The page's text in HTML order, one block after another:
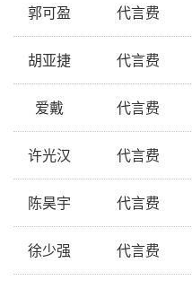
郭可盈 代言费
胡亚捷 代言费
爱戴 代言费
许光汉 代言费
陈昊宇 代言费
徐少强 代言费